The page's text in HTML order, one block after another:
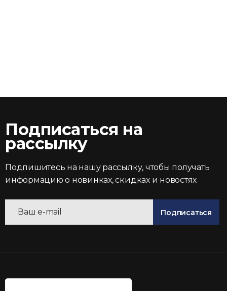
Подписаться на
рассылку
Подпишитесь на нашу рассылку, чтобы получать
информацию о новинках, скидках и новостях
Подписаться